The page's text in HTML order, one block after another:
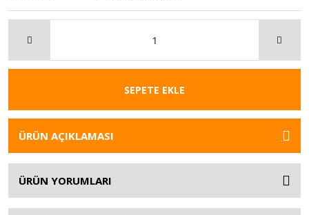
SEPETE EKLE
ÜRÜN AÇIKLAMASI
ÜRÜN YORUMLARI